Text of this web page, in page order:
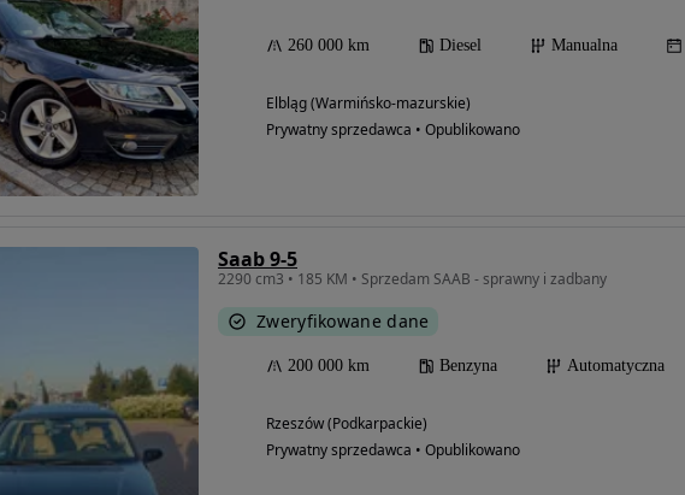
260 000 km Diesel Manualna
Elbląg (Warmińsko-mazurskie)
Prywatny sprzedawca • Opublikowano
Saab 9-5
2290 cm3 • 185 KM • Sprzedam SAAB - sprawny i zadbany
Zweryfikowane dane
200 000 km Benzyna Automatyczna
Rzeszów (Podkarpackie)
Prywatny sprzedawca • Opublikowano